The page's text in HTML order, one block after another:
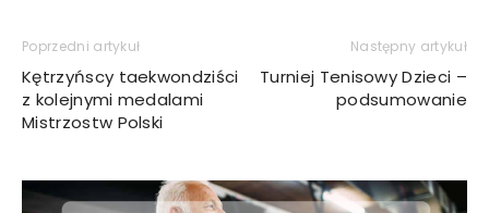
Poprzedni artykuł
Kętrzyńscy taekwondziści
z kolejnymi medalami
Mistrzostw Polski
Następny artykuł
Turniej Tenisowy Dzieci –
podsumowanie